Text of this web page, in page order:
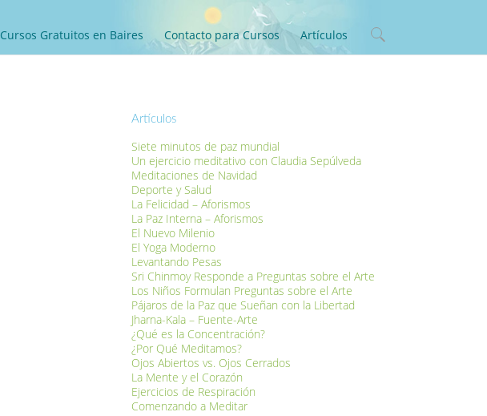
Cursos Gratuitos en Baires Contacto para Cursos Artículos
Artículos
Siete minutos de paz mundial
Un ejercicio meditativo con Claudia Sepúlveda
Meditaciones de Navidad
Deporte y Salud
La Felicidad – Aforismos
La Paz Interna – Aforismos
El Nuevo Milenio
El Yoga Moderno
Levantando Pesas
Sri Chinmoy Responde a Preguntas sobre el Arte
Los Niños Formulan Preguntas sobre el Arte
Pájaros de la Paz que Sueñan con la Libertad
Jharna-Kala – Fuente-Arte
¿Qué es la Concentración?
¿Por Qué Meditamos?
Ojos Abiertos vs. Ojos Cerrados
La Mente y el Corazón
Ejercicios de Respiración
Comenzando a Meditar